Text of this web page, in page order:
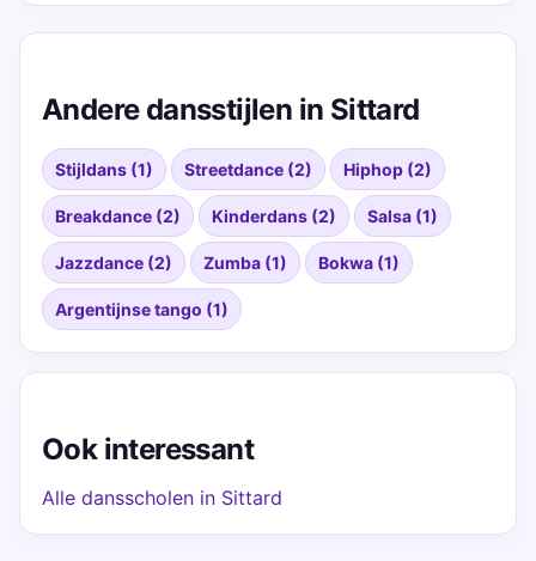
Andere dansstijlen in Sittard
Stijldans (1) Streetdance (2) Hiphop (2)
Breakdance (2) Kinderdans (2) Salsa (1)
Jazzdance (2) Zumba (1) Bokwa (1)
Argentijnse tango (1)
Ook interessant
Alle dansscholen in Sittard